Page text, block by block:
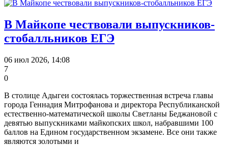
В Майкопе чествовали выпускников-
стобалльников ЕГЭ
06 июл 2026, 14:08
7
0
В столице Адыгеи состоялась торжественная встреча главы
города Геннадия Митрофанова и директора Республиканской
естественно-математической школы Светланы Беджановой с
девятью выпускниками майкопских школ, набравшими 100
баллов на Едином государственном экзамене. Все они также
являются золотыми и